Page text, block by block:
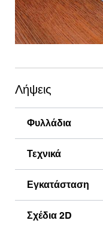
Λήψεις
Φυλλάδια
Τεχνικά
Εγκατάσταση
Σχέδια 2D